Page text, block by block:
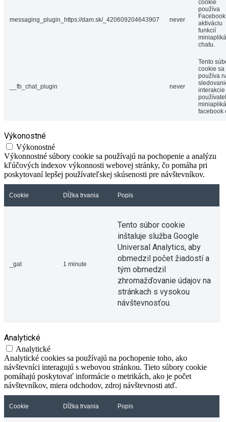
messaging_plugin_https://dam.sk/_420609204643907 never
cookie
používa
aktiváciu
funkcií
chatu.
__fb_chat_plugin never
Tento
cookie sa
používa
interakcie
facebook
Výkonostné
Výkonostné
Výkonnostné súbory cookie sa používajú na pochopenie a analýzu
kľúčových indexov výkonnosti webovej stránky, čo pomáha pri
poskytovaní lepšej používateľskej skúsenosti pre návštevníkov.
Cookie Dĺžka trvania Popis
_gat 1 minute
Tento súbor cookie
inštaluje služba Google
Universal Analytics, aby
obmedzil počet žiadostí a
tým obmedzil
zhromažďovanie údajov na
stránkach s vysokou
návštevnosťou.
Analytické
Analytické
Analytické cookies sa používajú na pochopenie toho, ako
návštevníci interagujú s webovou stránkou. Tieto súbory cookie
pomáhajú poskytovať informácie o metrikách, ako je počet
návštevníkov, miera odchodov, zdroj návštevnosti atď.
Cookie Dĺžka trvania Popis